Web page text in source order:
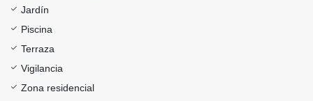
Jardín
Piscina
Terraza
Vigilancia
Zona residencial